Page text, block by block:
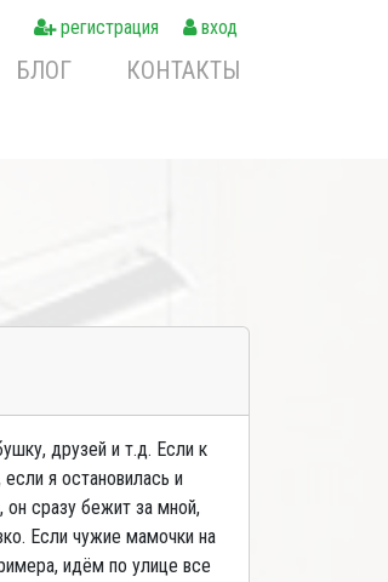
регистрация вход
БЛОГ КОНТАКТЫ
друзей и т.д. Если к
я остановилась и
он сразу бежит за мной,
Если чужие мамочки на
идём по улице все